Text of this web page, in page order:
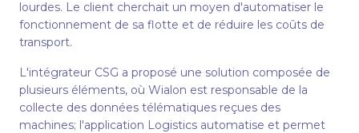
lourdes. Le client cherchait un moyen d'automatiser le
fonctionnement de sa flotte et de réduire les coûts de
transport.
L'intégrateur CSG a proposé une solution composée de
plusieurs éléments, où Wialon est responsable de la
collecte des données télématiques reçues des
machines; l'application Logistics automatise et permet